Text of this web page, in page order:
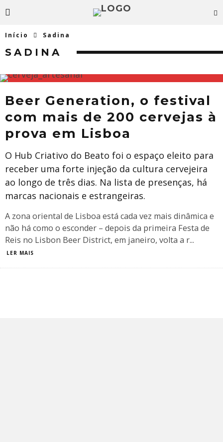
Início Sadina
SADINA
Beer Generation, o festival
com mais de 200 cervejas à
prova em Lisboa
O Hub Criativo do Beato foi o espaço eleito para
receber uma forte injeção da cultura cervejeira
ao longo de três dias. Na lista de presenças, há
marcas nacionais e estrangeiras.
A zona oriental de Lisboa está cada vez mais dinâmica e
não há como o esconder – depois da primeira Festa de
Reis no Lisbon Beer District, em janeiro, volta a r...
LER MAIS